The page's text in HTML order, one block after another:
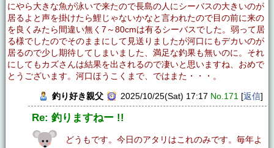
にやら大きな魚が泳いで来たので長島の人にシーバスの大きいのが
居るよと声を掛けたら鯉じゃないかなと言われたので目の前に来の
を良くみたら間違い無く7～80cmは有るシーバスでした。弱って居
る様でしたのでそのままにして見送りましたが河口にもデカいのが
居るので少し期待してしまいました、満足な釣果も無いのに。それ
にしてもカズさんは結果を出されるので凄いと思いますね、おめで
とうございます。河口ほうこくまで、ではまた・・・。
釣り好き親父 2025/10/25(Sat) 17:17 No.171 [返信]
Re: 釣りますねー !!
どうもです。今日のアタリはこれのみです。毎年よ